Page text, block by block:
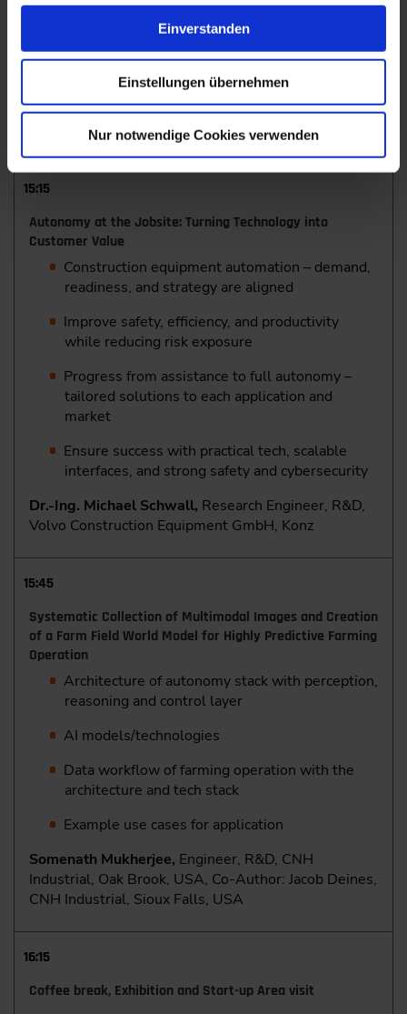
Einverstanden
Einstellungen übernehmen
Nur notwendige Cookies verwenden
Semantic environment understanding for
offroad autonomy
Dr.-Ing. Janko Petereit,Group Manager Autonomous
Robotic Systems, R&D, Fraunhofer IOSB, Karlsruhe
15:15
Autonomy at the Jobsite: Turning Technology into
Customer Value
Construction equipment automation – demand,
readiness, and strategy are aligned
Improve safety, efficiency, and productivity
while reducing risk exposure
Progress from assistance to full autonomy –
tailored solutions to each application and
market
Ensure success with practical tech, scalable
interfaces, and strong safety and cybersecurity
Dr.-Ing. Michael Schwall, Research Engineer, R&D,
Volvo Construction Equipment GmbH, Konz
15:45
Systematic Collection of Multimodal Images and Creation
of a Farm Field World Model for Highly Predictive Farming
Operation
Architecture of autonomy stack with perception,
reasoning and control layer
AI models/technologies
Data workflow of farming operation with the
architecture and tech stack
Example use cases for application
Somenath Mukherjee, Engineer, R&D, CNH
Industrial, Oak Brook, USA, Co-Author: Jacob Deines,
CNH Industrial, Sioux Falls, USA
16:15
Coffee break, Exhibition and Start-up Area visit